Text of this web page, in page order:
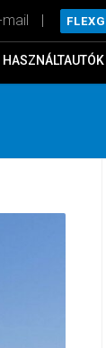
mail |
HASZNÁLTAUTÓK